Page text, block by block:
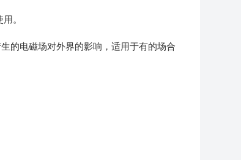
。
的电磁场对外界的影响，适用于有的场合